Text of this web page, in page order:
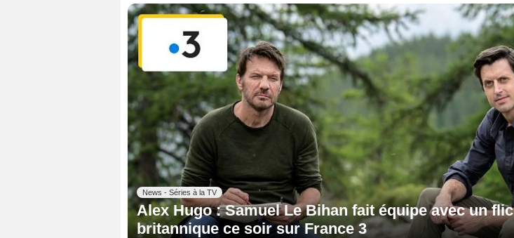
News - Séries à la TV
Alex Hugo : Samuel Le Bihan fait équipe avec un flic
britannique ce soir sur France 3